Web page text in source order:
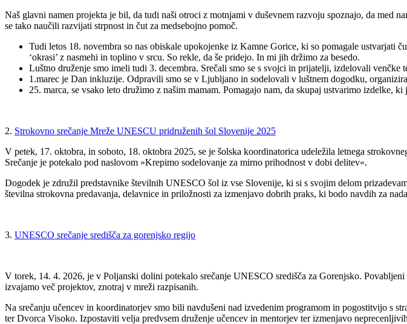
Naš glavni namen projekta je bil, da tudi naši otroci z motnjami v duševnem razvoju spoznajo, da med
se tako naučili razvijati strpnost in čut za medsebojno pomoč.
Tudi letos 18. novembra so nas obiskale upokojenke iz Kamne Gorice, ki so pomagale ustvarjati
‘okrasi’ z nasmehi in toplino v srcu. So rekle, da še pridejo. In mi jih držimo za besedo.
Luštno druženje smo imeli tudi 3. decembra. Srečali smo se s svojci in prijatelji, izdelovali venčke
1.marec je Dan inkluzije. Odpravili smo se v Ljubljano in sodelovali v luštnem dogodku,
25. marca, se vsako leto družimo z našim mamam. Pomagajo nam, da skupaj ustvarimo izdelke,
2. Strokovno srečanje Mreže UNESCU pridruženih šol Slovenije 2025
V petek, 17. oktobra, in soboto, 18. oktobra 2025, se je šolska koordinatorica udeležila letnega
Srečanje je potekalo pod naslovom »Krepimo sodelovanje za mirno prihodnost v dobi delitev«.
Dogodek je združil predstavnike številnih UNESCO šol iz vse Slovenije, ki si s svojim delom
številna strokovna predavanja, delavnice in priložnosti za izmenjavo dobrih praks, ki bodo navdih za
3. UNESCO srečanje središča za gorenjsko regijo
V torek, 14. 4. 2026, je v Poljanski dolini potekalo srečanje UNESCO središča za Gorenjsko.
izvajamo več projektov, znotraj v mreži razpisanih.
Na srečanju učencev in koordinatorjev smo bili navdušeni nad izvedenim programom in pogostitvijo s
ter Dvorca Visoko. Izpostaviti velja predvsem druženje učencev in mentorjev ter izmenjavo